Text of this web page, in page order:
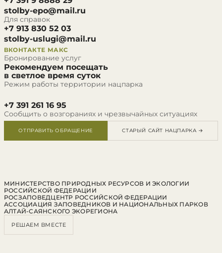
stolby-epo@mail.ru
Для справок
+7 913 830 52 03
stolby-uslugi@mail.ru
ВКОНТАКТЕ МАКС
Бронирование услуг
Рекомендуем посещать
в светлое время суток
Режим работы территории нацпарка
+7 391 261 16 95
Сообщить о возгораниях и чрезвычайных ситуациях
ОТПРАВИТЬ ОБРАЩЕНИЕ СТАРЫЙ САЙТ НАЦПАРКА →
МИНИСТЕРСТВО ПРИРОДНЫХ РЕСУРСОВ И ЭКОЛОГИИ
РОССИЙСКОЙ ФЕДЕРАЦИИ
РОСЗАПОВЕДЦЕНТР РОССИЙСКОЙ ФЕДЕРАЦИИ
АССОЦИАЦИЯ ЗАПОВЕДНИКОВ И НАЦИОНАЛЬНЫХ ПАРКОВ
АЛТАЙ-САЯНСКОГО ЭКОРЕГИОНА
РЕШАЕМ ВМЕСТЕ